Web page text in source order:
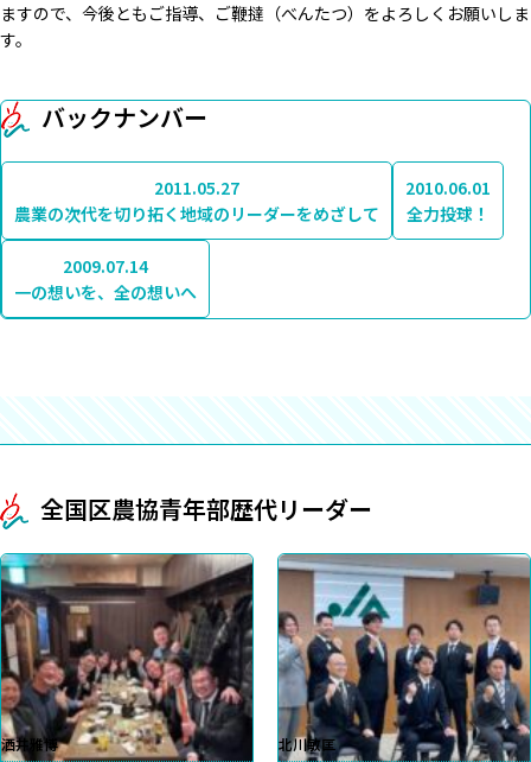
ますので、今後ともご指導、ご鞭撻（べんたつ）をよろしくお願いしま
す。
バックナンバー
2011.05.27
農業の次代を切り拓く地域のリーダーをめざして
2010.06.01
全力投球！
2009.07.14
一の想いを、全の想いへ
全国区農協青年部歴代リーダー
洒井雅博
北川敏匡